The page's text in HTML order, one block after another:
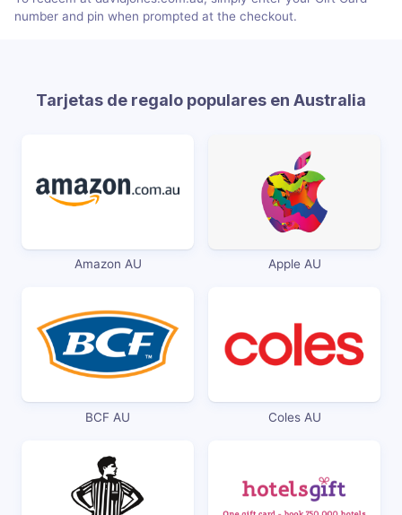
number and pin when prompted at the checkout.
Tarjetas de regalo populares en Australia
Amazon AU Apple AU
BCF AU Coles AU